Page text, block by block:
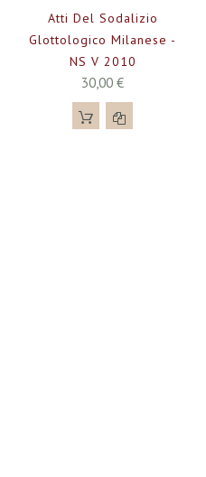
Atti Del Sodalizio
Glottologico Milanese -
NS V 2010
30,00 €